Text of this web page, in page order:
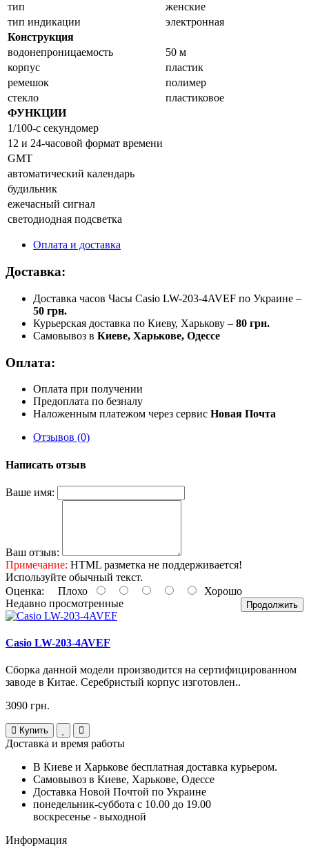
тип
женские
тип индикации
электронная
Конструкция
водонепроницаемость
50 м
корпус
пластик
ремешок
полимер
стекло
пластиковое
ФУНКЦИИ
1/100-с секундомер
12 и 24-часовой формат времени
GMT
автоматический календарь
будильник
ежечасный сигнал
светодиодная подсветка
Оплата и доставка
Доставка:
Доставка часов Часы Casio LW-203-4AVEF по Украине –
50 грн.
Курьерская доставка по Киеву, Харькову – 80 грн.
Самовывоз в Киеве, Харькове, Одессе
Оплата:
Оплата при получении
Предоплата по безналу
Наложенным платежом через сервис Новая Почта
Отзывов (0)
Написать отзыв
Ваше имя:
Ваш отзыв:
Примечание: HTML разметка не поддерживается!
Используйте обычный текст.
Оценка: Плохо Хорошо
Продолжить
Недавно просмотренные
Casio LW-203-4AVEF
Сборка данной модели производится на сертифицированном
заводе в Китае. Серебристый корпус изготовлен..
3090 грн.
Купить
Доставка и время работы
В Киеве и Харькове бесплатная доставка курьером.
Самовывоз в Киеве, Харькове, Одессе
Доставка Новой Почтой по Украине
понедельник-суббота с 10.00 до 19.00
воскресенье - выходной
Информация